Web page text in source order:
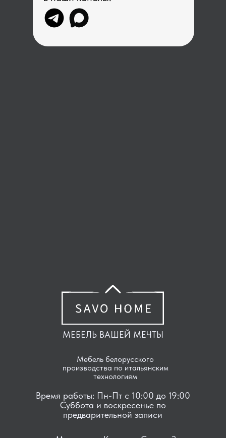
Время работы: Пн-Пт с 10:00 до 19:00
Суббота и воскресенье по
предварительной записи
Мебель белорусского
производства по итальянским
технологиям
МЕБЕЛЬ ВАШЕЙ МЕЧТЫ